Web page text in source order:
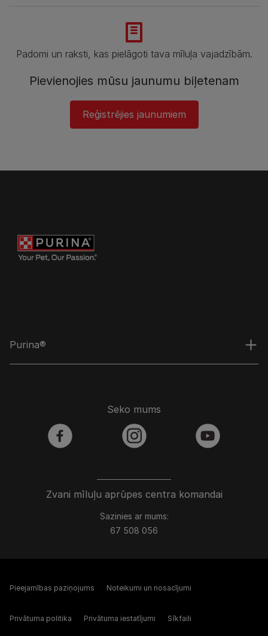
Padomi un raksti, kas pielāgoti tava mīluļa vajadzībām.
Pievienojies mūsu jaunumu biļetenam
Reģistrējies jaunumiem
Purina®
Zvani mīluļu aprūpes centra komandai
Sazinies ar mums:
67 508 056
Seko mums
facebook instagram youtube
Pieejamības paziņojums Noteikumi un nosacījumi
Privātuma politika Privātuma iestatījumi Sīkfaili